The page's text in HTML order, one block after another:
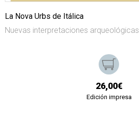
La Nova Urbs de Itálica
Nuevas interpretaciones arqueológicas
26,00€
Edición impresa